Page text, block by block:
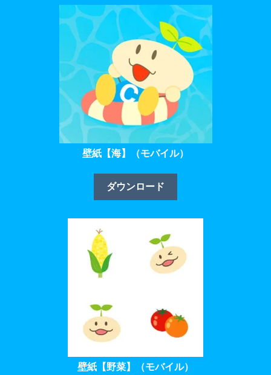
壁紙【海】（モバイル）
ダウンロード
壁紙【野菜】（モバイル）